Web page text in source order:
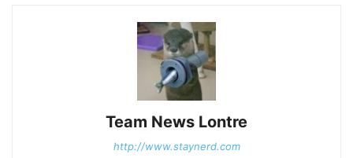
Team News Lontre
http://www.staynerd.com